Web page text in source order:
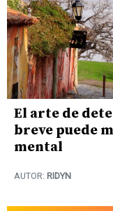
El arte de
breve puede
mental
AUTOR: RIDYN